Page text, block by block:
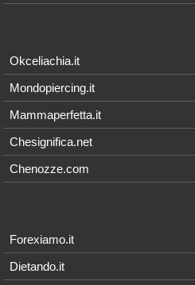
Okceliachia.it
Mondopiercing.it
Mammaperfetta.it
Chesignifica.net
Chenozze.com
Forexiamo.it
Dietando.it